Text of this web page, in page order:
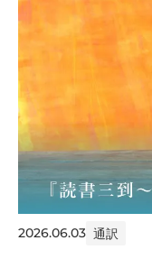
2026.06.03 通訳